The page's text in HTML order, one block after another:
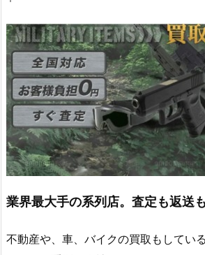
業界最大手の系列店。査定も返送
不動産や、車、バイクの買取もしてい